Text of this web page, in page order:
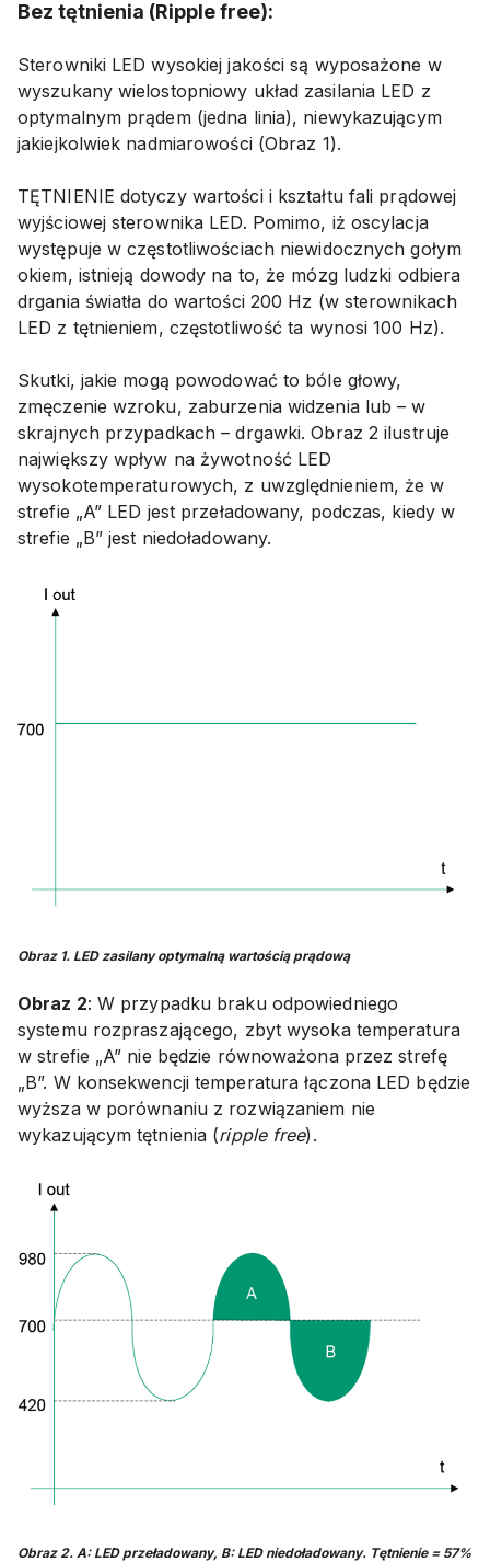
Bez tętnienia (Ripple free):
Sterowniki LED wysokiej jakości są wyposażone w
wyszukany wielostopniowy układ zasilania LED z
optymalnym prądem (jedna linia), niewykazującym
jakiejkolwiek nadmiarowości (Obraz 1).
TĘTNIENIE dotyczy wartości i kształtu fali prądowej
wyjściowej sterownika LED. Pomimo, iż oscylacja
występuje w częstotliwościach niewidocznych gołym
okiem, istnieją dowody na to, że mózg ludzki odbiera
drgania światła do wartości 200 Hz (w sterownikach
LED z tętnieniem, częstotliwość ta wynosi 100 Hz).
Skutki, jakie mogą powodować to bóle głowy,
zmęczenie wzroku, zaburzenia widzenia lub – w
skrajnych przypadkach – drgawki. Obraz 2 ilustruje
największy wpływ na żywotność LED
wysokotemperaturowych, z uwzględnieniem, że w
strefie „A” LED jest przeładowany, podczas, kiedy w
strefie „B” jest niedoładowany.
Obraz 1. LED zasilany optymalną wartością prądową
Obraz 2: W przypadku braku odpowiedniego
systemu rozpraszającego, zbyt wysoka temperatura
w strefie „A” nie będzie równoważona przez strefę
„B”. W konsekwencji temperatura łączona LED będzie
wyższa w porównaniu z rozwiązaniem nie
wykazującym tętnienia (ripple free).
Obraz 2. A: LED przeładowany, B: LED niedoładowany. Tętnienie = 57%